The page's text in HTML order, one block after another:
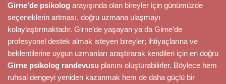
Girne’de psikolog arayışında olan bireyler için günümüzde
seçeneklerin artması, doğru uzmana ulaşmayı
kolaylaştırmaktadır. Girne’de yaşayan ya da Girne’de
profesyonel destek almak isteyen bireyler; ihtiyaçlarına ve
beklentilerine uygun uzmanları araştırarak kendileri için en doğru
Girne psikolog randevusu planını oluşturabilirler. Böylece hem
ruhsal dengeyi yeniden kazanmak hem de daha güçlü bir